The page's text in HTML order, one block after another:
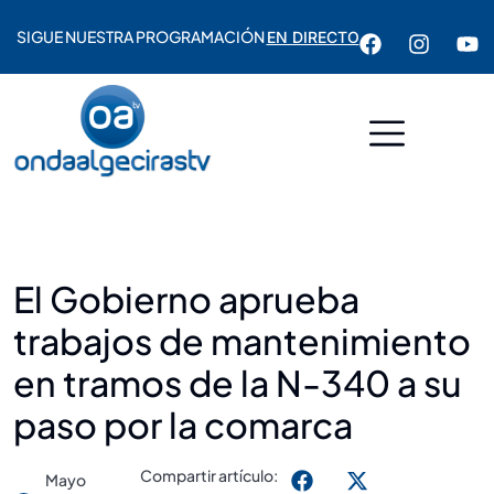
SIGUE NUESTRA PROGRAMACIÓNEN DIRECTO
El Gobierno aprueba
trabajos de mantenimiento
en tramos de la N-340 a su
paso por la comarca
Mayo
Compartir artículo: